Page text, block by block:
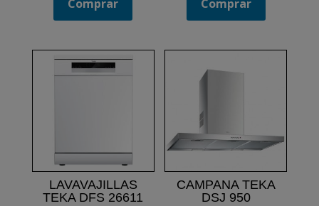
Comprar Comprar
LAVAVAJILLAS
TEKA DFS 26611
CAMPANA TEKA
DSJ 950